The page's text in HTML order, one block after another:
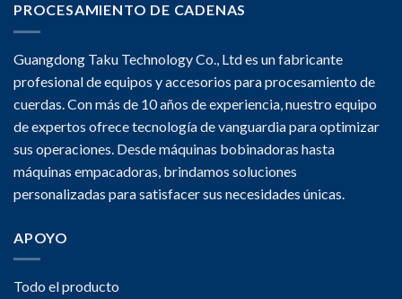
PROCESAMIENTO DE CADENAS
Guangdong Taku Technology Co., Ltd es un fabricante
profesional de equipos y accesorios para procesamiento de
cuerdas. Con más de 10 años de experiencia, nuestro equipo
de expertos ofrece tecnología de vanguardia para optimizar
sus operaciones. Desde máquinas bobinadoras hasta
máquinas empacadoras, brindamos soluciones
personalizadas para satisfacer sus necesidades únicas.
APOYO
Todo el producto